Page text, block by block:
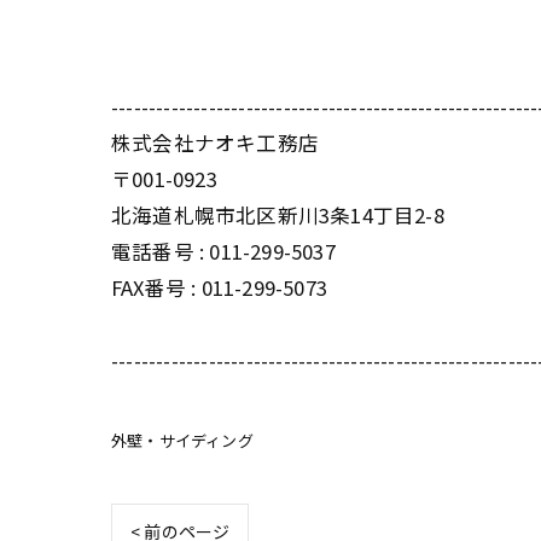
株式会社ナオキ工務店
〒001-0923
北海道札幌市北区新川3条14丁目2-8
電話番号 : 011-299-5037
FAX番号 : 011-299-5073
外壁・サイディング
< 前のページ